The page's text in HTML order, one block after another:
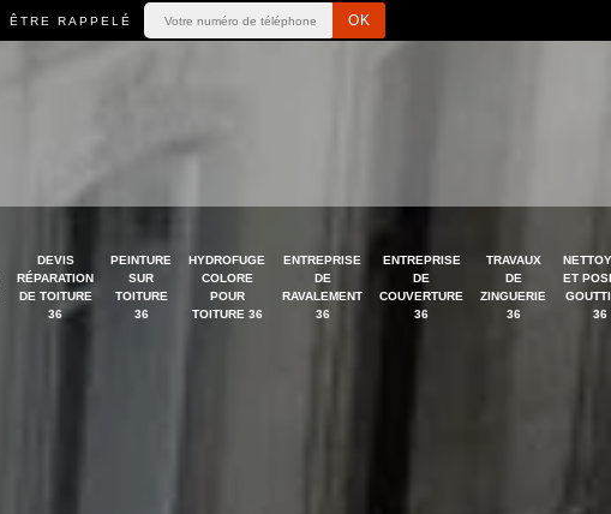
ÊTRE RAPPELÉ
DEVIS
RÉPARATION
DE TOITURE
36
PEINTURE
SUR
TOITURE
36
HYDROFUGE
COLORE
POUR
TOITURE 36
ENTREPRISE
DE
RAVALEMENT
36
ENTREPRISE
DE
COUVERTURE
36
TRAVAUX
DE
ZINGUERIE
36
ET
36